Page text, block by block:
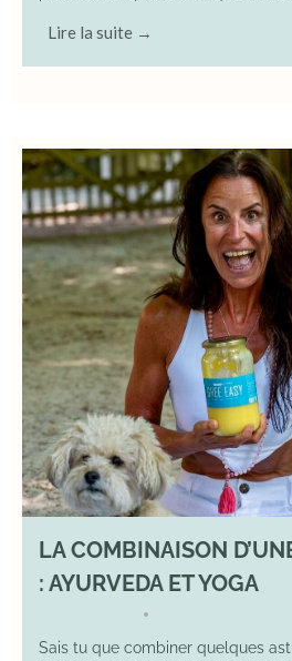
Lire la suite →
LA COMBINAISON
: AYURVEDA ET YOGA
•
Sais tu que combiner quelques